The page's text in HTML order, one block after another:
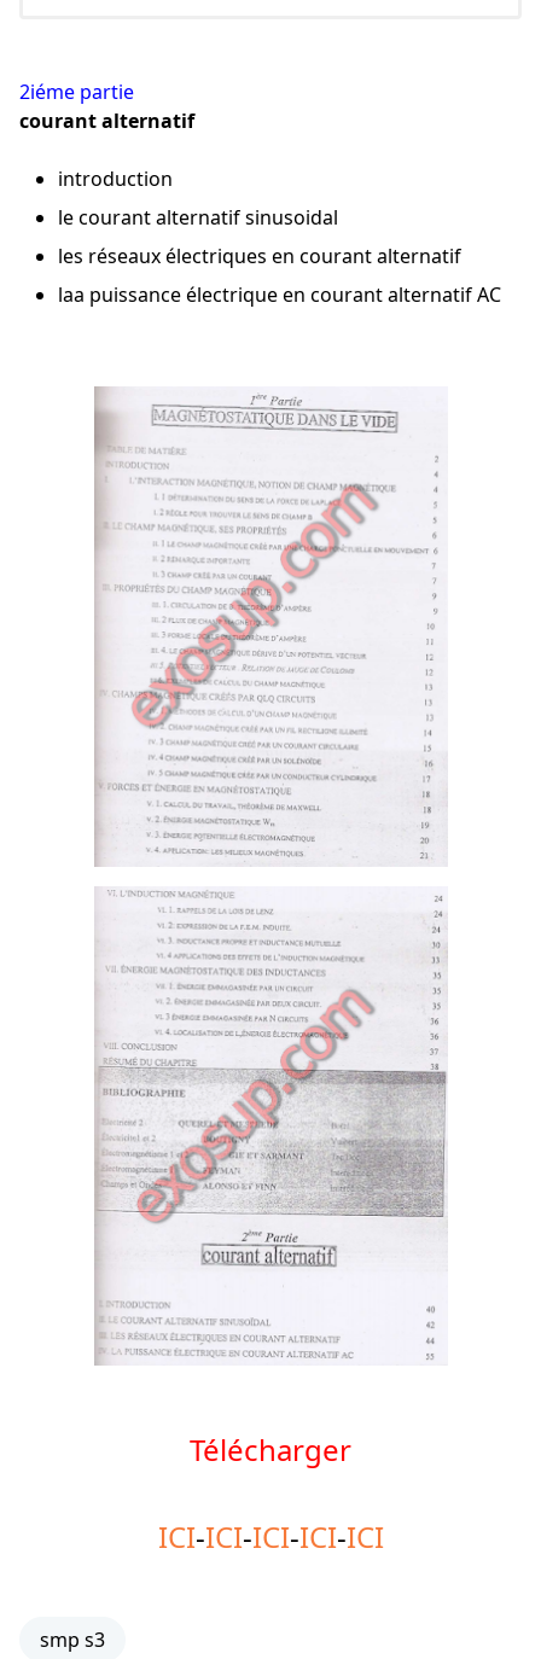
2iéme partie
courant alternatif
introduction
le courant alternatif sinusoidal
les réseaux électriques en courant alternatif
laa puissance électrique en courant alternatif AC
Télécharger
ICI-ICI-ICI-ICI-ICI
smp s3